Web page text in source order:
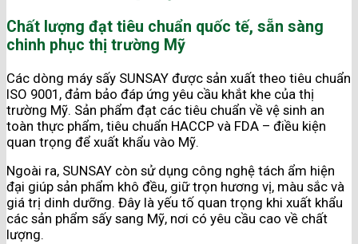
Chất lượng đạt tiêu chuẩn quốc tế, sẵn sàng
chinh phục thị trường Mỹ
Các dòng máy sấy SUNSAY được sản xuất theo tiêu chuẩn
ISO 9001, đảm bảo đáp ứng yêu cầu khắt khe của thị
trường Mỹ​. Sản phẩm đạt các tiêu chuẩn về vệ sinh an
toàn thực phẩm, tiêu chuẩn HACCP và FDA – điều kiện
quan trọng để xuất khẩu vào Mỹ​.
Ngoài ra, SUNSAY còn sử dụng công nghệ tách ẩm hiện
đại giúp sản phẩm khô đều, giữ trọn hương vị, màu sắc và
giá trị dinh dưỡng. Đây là yếu tố quan trọng khi xuất khẩu
các sản phẩm sấy sang Mỹ, nơi có yêu cầu cao về chất
lượng.